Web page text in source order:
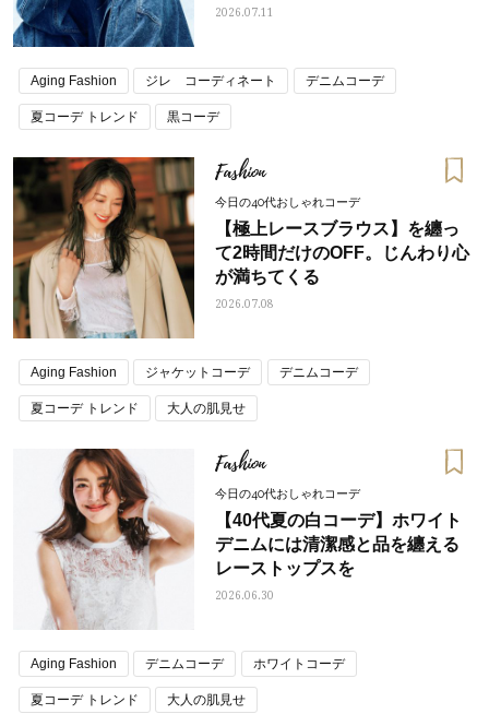
2026.07.11
Aging Fashion ジレ コーディネート デニムコーデ
夏コーデ トレンド 黒コーデ
Fashion
今日の40代おしゃれコーデ
【極上レースブラウス】を纏っ
て2時間だけのOFF。じんわり心
が満ちてくる
2026.07.08
Aging Fashion ジャケットコーデ デニムコーデ
夏コーデ トレンド 大人の肌見せ
Fashion
今日の40代おしゃれコーデ
【40代夏の白コーデ】ホワイト
デニムには清潔感と品を纏える
レーストップスを
2026.06.30
Aging Fashion デニムコーデ ホワイトコーデ
夏コーデ トレンド 大人の肌見せ